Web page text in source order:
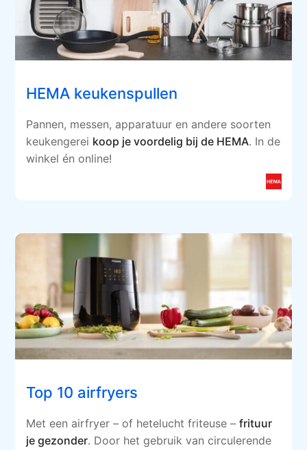
HEMA keukenspullen
Pannen, messen, apparatuur en andere soorten
keukengerei koop je voordelig bij de HEMA. In de
winkel én online!
Top 10 airfryers
Met een airfryer – of hetelucht friteuse –frituur
je gezonder. Door het gebruik van circulerende